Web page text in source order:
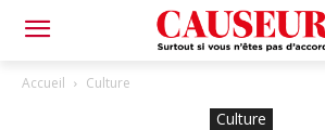
Accueil Culture
Culture